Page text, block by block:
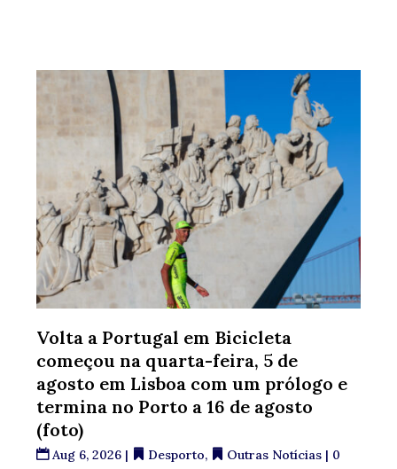
Volta a Portugal em Bicicleta
começou na quarta-feira, 5 de
agosto em Lisboa com um prólogo e
termina no Porto a 16 de agosto
(foto)
Aug 6, 2026 | Desporto, Outras Notícias | 0